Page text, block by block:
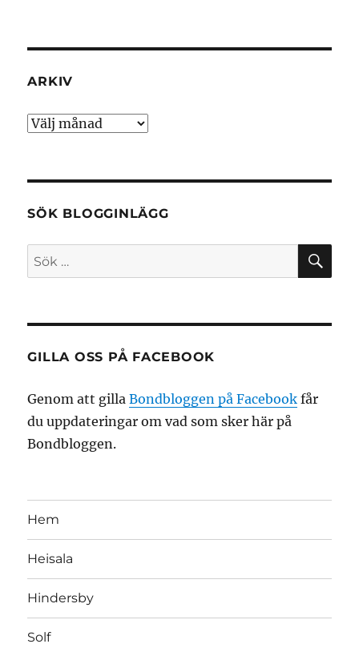
ARKIV
Arkiv
SÖK BLOGGINLÄGG
Sök
efter:
GILLA OSS PÅ FACEBOOK
Genom att gillaBondbloggen på Facebook får
du uppdateringar om vad som sker här på
Bondbloggen.
Hem
Heisala
Hindersby
Solf